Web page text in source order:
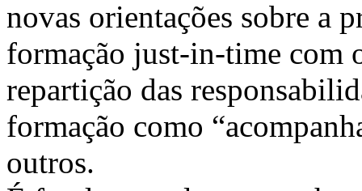
novas orientações sobre a
formação just-in-time com
repartição das
formação como
outros.